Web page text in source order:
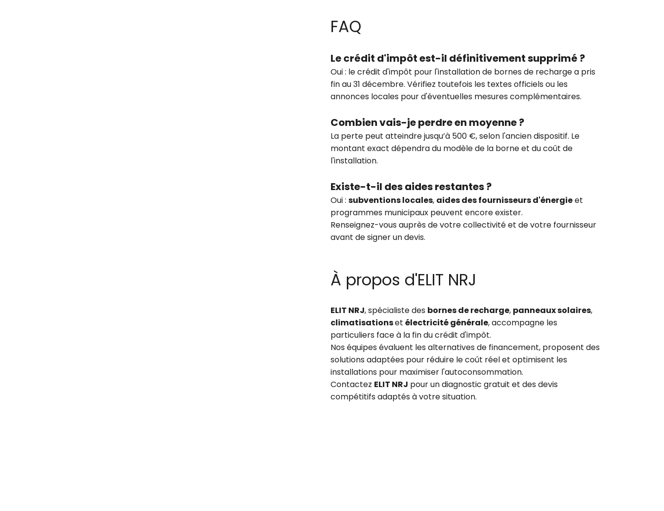
FAQ
Le crédit d'impôt est-il définitivement supprimé ?
Oui : le crédit d'impôt pour l'installation de bornes de recharge a pris
fin au 31 décembre. Vérifiez toutefois les textes officiels ou les
annonces locales pour d'éventuelles mesures complémentaires.
Combien vais-je perdre en moyenne ?
La perte peut atteindre jusqu’à 500 €, selon l'ancien dispositif. Le
montant exact dépendra du modèle de la borne et du coût de
l'installation.
Existe-t-il des aides restantes ?
Oui : subventions locales, aides des fournisseurs d'énergieet
programmes municipaux peuvent encore exister.
Renseignez-vous auprès de votre collectivité et de votre fournisseur
avant de signer un devis.
À propos d'ELIT NRJ
ELIT NRJ, spécialiste des bornes de recharge, panneaux solaires,
climatisationset électricité générale, accompagne les
particuliers face à la fin du crédit d'impôt.
Nos équipes évaluent les alternatives de financement, proposent des
solutions adaptées pour réduire le coût réel et optimisent les
installations pour maximiser l'autoconsommation.
Contactez ELIT NRJ pour un diagnostic gratuit et des devis
compétitifs adaptés à votre situation.